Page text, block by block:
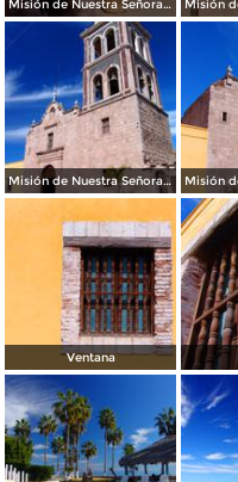
Misión de Nuestra Señora de Loreto Conchó
Misión de Nuestra Señora de Loreto Conchó
Ventana